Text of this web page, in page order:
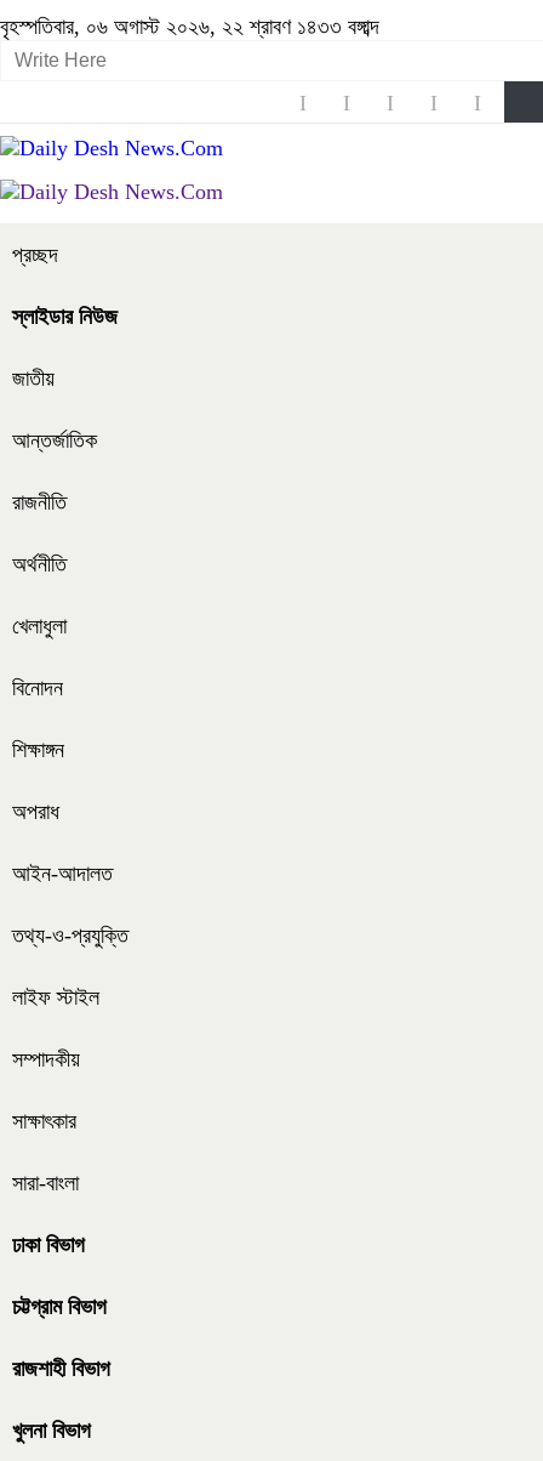
বৃহস্পতিবার, ০৬ অগাস্ট ২০২৬, ২২ শ্রাবণ ১৪৩৩ বঙ্গাব্দ
প্রচ্ছদ
স্লাইডার নিউজ
জাতীয়
আন্তর্জাতিক
রাজনীতি
অর্থনীতি
খেলাধুলা
বিনোদন
শিক্ষাঙ্গন
অপরাধ
আইন-আদালত
তথ্য-ও-প্রযুক্তি
লাইফ স্টাইল
সম্পাদকীয়
সাক্ষাৎকার
সারা-বাংলা
ঢাকা বিভাগ
চট্টগ্রাম বিভাগ
রাজশাহী বিভাগ
খুলনা বিভাগ